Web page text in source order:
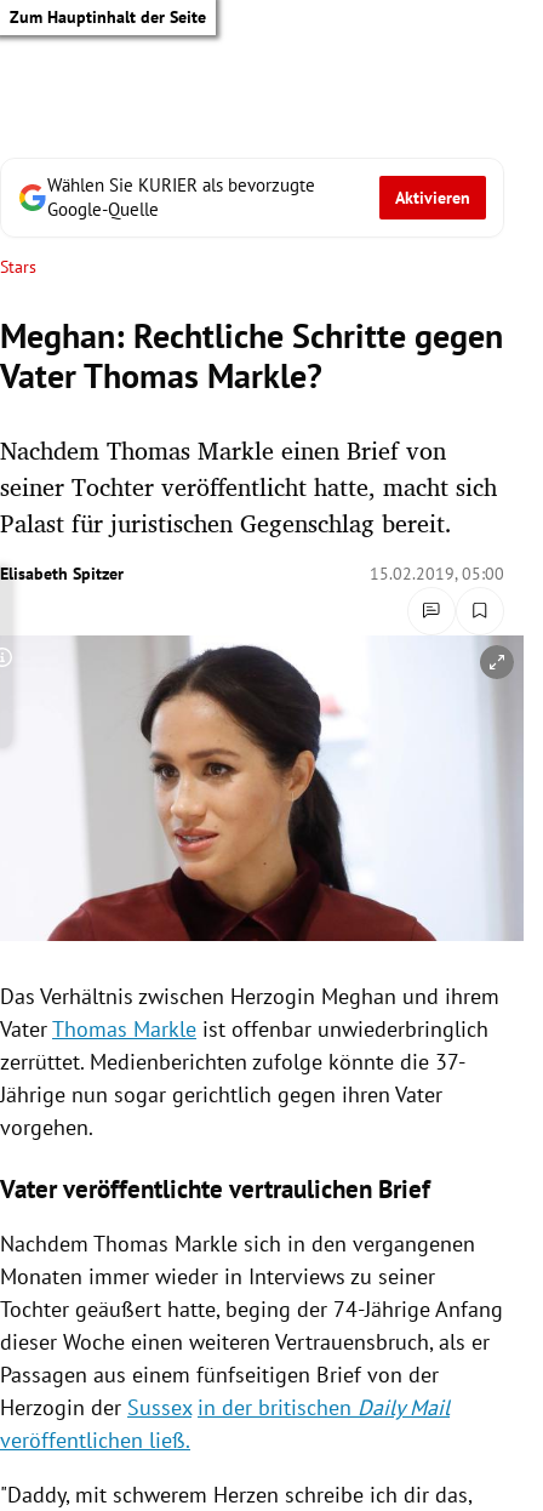
Zum Hauptinhalt der Seite
Untermenü
Untermenü
Untermenü
Untermenü
Wählen Sie KURIER als bevorzugte
Google-Quelle
Aktivieren
Stars
Meghan: Rechtliche Schritte gegen
Vater Thomas Markle?
Nachdem Thomas Markle einen Brief von
seiner Tochter veröffentlicht hatte, macht sich
Palast für juristischen Gegenschlag bereit.
Elisabeth Spitzer 15.02.2019, 05:00
Copyright-Hinweis öffnen/schließen
Das Verhältnis zwischen Herzogin Meghan und ihrem
VaterThomas Markle ist offenbar unwiederbringlich
zerrüttet. Medienberichten zufolge könnte die 37-
Jährige nun sogar gerichtlich gegen ihren Vater
vorgehen.
Vater veröffentlichte vertraulichen Brief
Nachdem Thomas Markle sich in den vergangenen
Monaten immer wieder in Interviews zu seiner
Tochter geäußert hatte, beging der 74-Jährige Anfang
dieser Woche einen weiteren Vertrauensbruch, als er
Passagen aus einem fünfseitigen Brief von der
Herzogin der Sussex in der britischen Daily Mail
veröffentlichen ließ.
"Daddy, mit schwerem Herzen schreibe ich dir das,